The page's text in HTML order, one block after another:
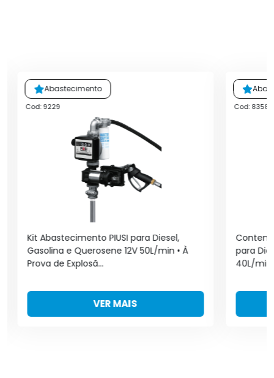
Abastecimento
Cod: 9229
Kit Abastecimento PIUSI para Diesel,
Gasolina e Querosene 12V 50L/min • À
Prova de Explosã...
VER MAIS
Cod: 8358
para
40L/min